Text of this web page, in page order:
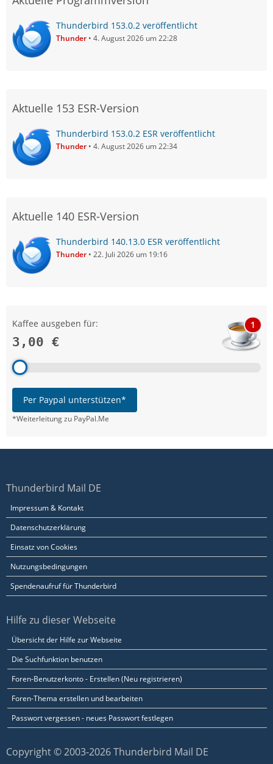
Thunderbird 153.0.2 veröffentlicht
Thunder 4. August 2026 um 22:28
Aktuelle 153 ESR-Version
Thunderbird 153.0.2 ESR veröffentlicht
Thunder 4. August 2026 um 22:34
Aktuelle 140 ESR-Version
Thunderbird 140.13.0 ESR veröffentlicht
Thunder 22. Juli 2026 um 19:16
Kaffee ausgeben für:
3,00 €
1
Per Paypal unterstützen*
*Weiterleitung zu PayPal.Me
Thunderbird Mail DE
Impressum & Kontakt
Datenschutzerklärung
Einsatz von Cookies
Nutzungsbedingungen
Spendenaufruf für Thunderbird
Hilfe zu dieser Webseite
Übersicht der Hilfe zur Webseite
Die Suchfunktion benutzen
Foren-Benutzerkonto - Erstellen (Neu registrieren)
Foren-Thema erstellen und bearbeiten
Passwort vergessen - neues Passwort festlegen
Copyright © 2003-2026 Thunderbird Mail DE